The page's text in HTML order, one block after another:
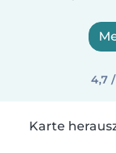
4,7
Karte